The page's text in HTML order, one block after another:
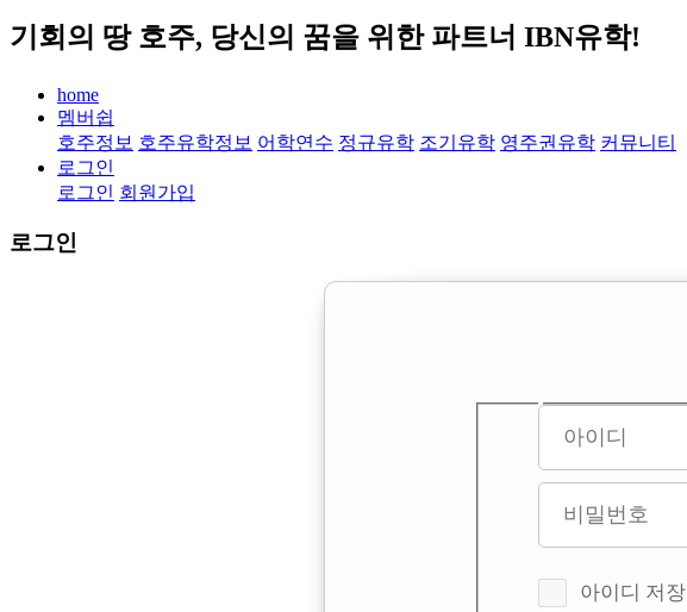
기회의 땅 호주, 당신의 꿈을 위한 파트너 IBN유학!
home
멤버쉽
호주정보 호주유학정보 어학연수 정규유학 조기유학 영주권유학 커뮤니티
로그인
로그인 회원가입
로그인
아이디 저장